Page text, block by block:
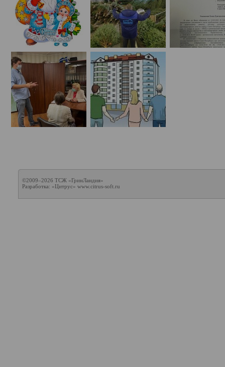
©2009–2026 ТСЖ «ГринЛандия»
Разработка: «Цитрус» www.citrus-soft.ru